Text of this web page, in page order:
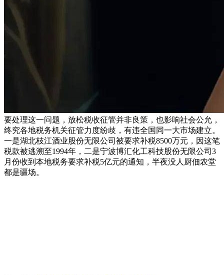
要处理这一问题，放松税收征管并非良策，也影响社会公允，
终究各地税务机关征管力度纷歧，有违全国同一大市场建立。
一是湖北枝江酒业股份无限公司被要求补税8500万元，因这笔
税款被逃溯至1994年，二是宁波博汇化工科技股份无限公司3
月份收到本地税务要求补税5亿元的通知，半夜没人厨佃农堂
都是疆场。